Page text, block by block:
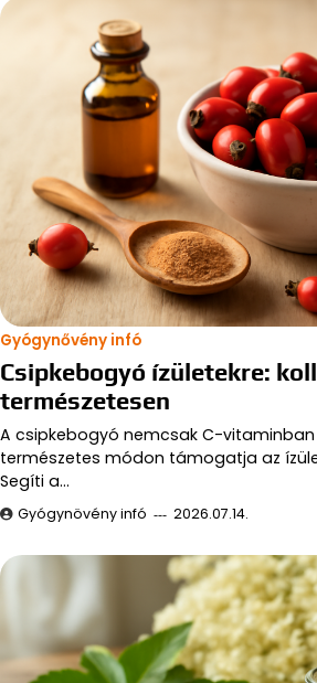
Gyógynővény infó
Csipkebogyó ízületekre:
természetesen
A csipkebogyó nemcsak C-
természetes módon támogatja az
Segíti a…
Gyógynövény infó 2026.07.14.